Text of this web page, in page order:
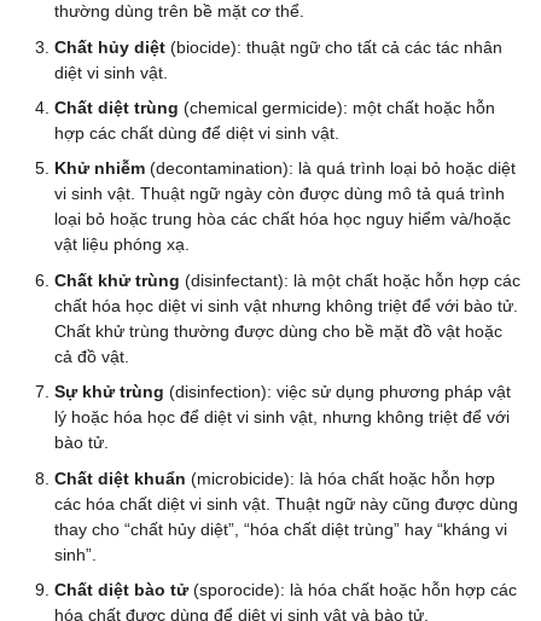
thường dùng trên bề mặt cơ thể.
Chất hủy diệt (biocide): thuật ngữ cho tất cả các tác nhân
diệt vi sinh vật.
Chất diệt trùng (chemical germicide): một chất hoặc hỗn
hợp các chất dùng để diệt vi sinh vật.
Khử nhiễm (decontamination): là quá trình loại bỏ hoặc diệt
vi sinh vật. Thuật ngữ ngày còn được dùng mô tả quá trình
loại bỏ hoặc trung hòa các chất hóa học nguy hiểm và/hoặc
vật liệu phóng xạ.
Chất khử trùng (disinfectant): là một chất hoặc hỗn hợp các
chất hóa học diệt vi sinh vật nhưng không triệt để với bào tử.
Chất khử trùng thường được dùng cho bề mặt đồ vật hoặc
cả đồ vật.
Sự khử trùng (disinfection): việc sử dụng phương pháp vật
lý hoặc hóa học để diệt vi sinh vật, nhưng không triệt để với
bào tử.
Chất diệt khuẩn (microbicide): là hóa chất hoặc hỗn hợp
các hóa chất diệt vi sinh vật. Thuật ngữ này cũng được dùng
thay cho “chất hủy diệt”, “hóa chất diệt trùng” hay “kháng vi
sinh”.
Chất diệt bào tử(sporocide): là hóa chất hoặc hỗn hợp các
hóa chất được dùng để diệt vi sinh vật và bào tử.